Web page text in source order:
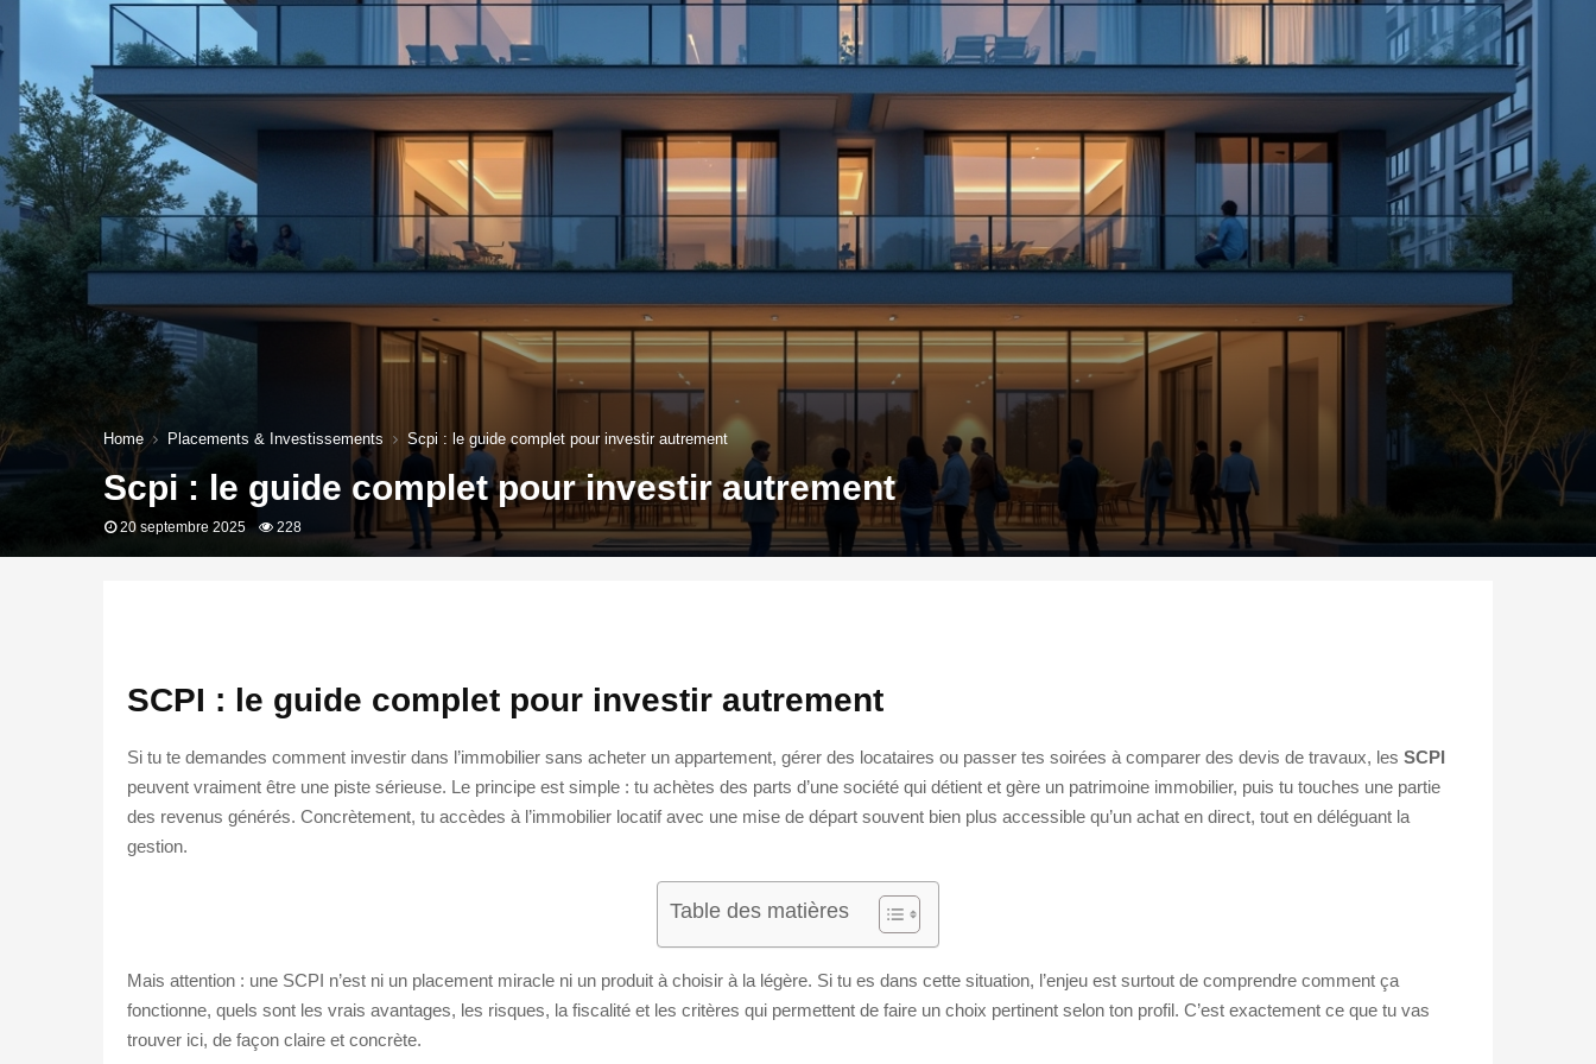
Home Placements & Investissements Scpi : le guide complet pour investir autrement
Scpi : le guide complet pour investir autrement
20 septembre 2025 228
SCPI : le guide complet pour investir autrement
Si tu te demandes comment investir dans l’immobilier sans acheter un appartement, gérer des locataires ou passer tes soirées à comparer des devis de travaux, les SCPI
peuvent vraiment être une piste sérieuse. Le principe est simple : tu achètes des parts d’une société qui détient et gère un patrimoine immobilier, puis tu touches une partie
des revenus générés. Concrètement, tu accèdes à l’immobilier locatif avec une mise de départ souvent bien plus accessible qu’un achat en direct, tout en déléguant la
gestion.
Table des matières
Mais attention : une SCPI n’est ni un placement miracle ni un produit à choisir à la légère. Si tu es dans cette situation, l’enjeu est surtout de comprendre comment ça
fonctionne, quels sont les vrais avantages, les risques, la fiscalité et les critères qui permettent de faire un choix pertinent selon ton profil. C’est exactement ce que tu vas
trouver ici, de façon claire et concrète.